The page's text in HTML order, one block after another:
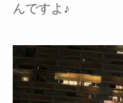
んですよ♪